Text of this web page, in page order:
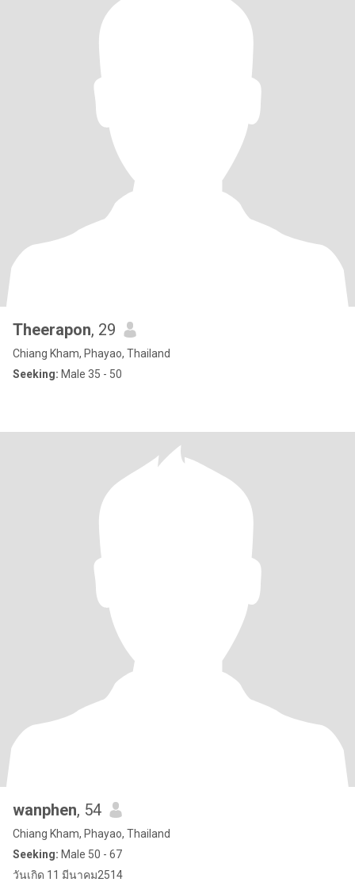
Theerapon, 29
Chiang Kham, Phayao, Thailand
Seeking: Male 35 - 50
wanphen, 54
Chiang Kham, Phayao, Thailand
Seeking: Male 50 - 67
วันเกิด 11 มีนาคม2514